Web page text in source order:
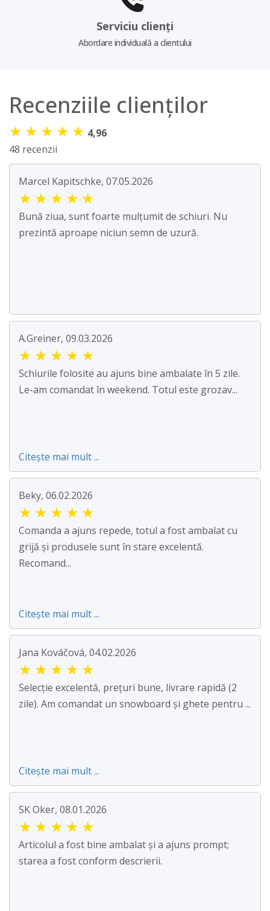
Serviciu clienți
Abordare individuală a clientului
Recenziile clienților
★ ★ ★ ★ ★ 4,96
48 recenzii
Marcel Kapitschke, 07.05.2026
★ ★ ★ ★ ★
Bună ziua, sunt foarte mulțumit de schiuri. Nu
prezintă aproape niciun semn de uzură.
A.Greiner, 09.03.2026
★ ★ ★ ★ ★
Schiurile folosite au ajuns bine ambalate în 5 zile.
Le-am comandat în weekend. Totul este grozav...
Citește mai mult ...
Beky, 06.02.2026
★ ★ ★ ★ ★
Comanda a ajuns repede, totul a fost ambalat cu
grijă și produsele sunt în stare excelentă.
Recomand...
Citește mai mult ...
Jana Kováčová, 04.02.2026
★ ★ ★ ★ ★
Selecție excelentă, prețuri bune, livrare rapidă (2
zile). Am comandat un snowboard și ghete pentru ...
Citește mai mult ...
SK Oker, 08.01.2026
★ ★ ★ ★ ★
Articolul a fost bine ambalat și a ajuns prompt;
starea a fost conform descrierii.